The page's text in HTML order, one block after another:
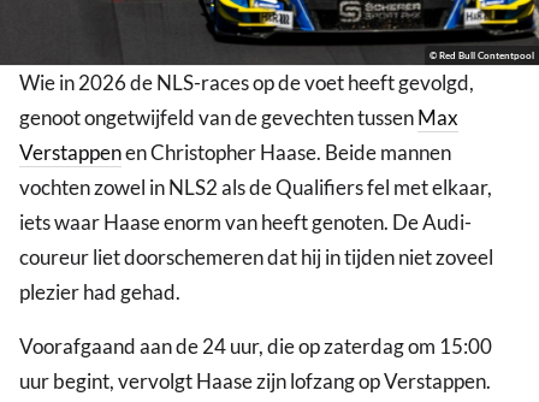
© Red Bull Contentpool
Wie in 2026 de NLS-races op de voet heeft gevolgd,
genoot ongetwijfeld van de gevechten tussenMax
Verstappenen Christopher Haase. Beide mannen
vochten zowel in NLS2 als de Qualifiers fel met elkaar,
iets waar Haase enorm van heeft genoten. De Audi-
coureur liet doorschemeren dat hij in tijden niet zoveel
plezier had gehad.
Voorafgaand aan de 24 uur, die op zaterdag om 15:00
uur begint, vervolgt Haase zijn lofzang op Verstappen.